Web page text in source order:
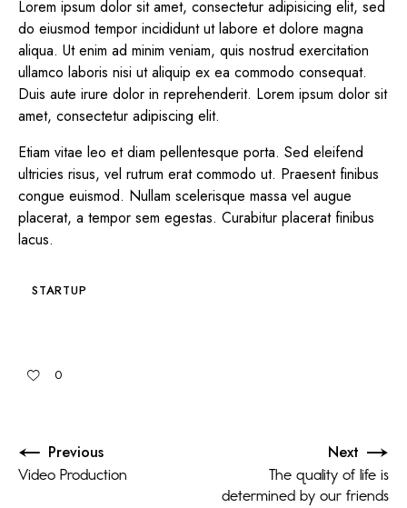
Lorem ipsum dolor sit amet, consectetur adipisicing elit, sed
do eiusmod tempor incididunt ut labore et dolore magna
aliqua. Ut enim ad minim veniam, quis nostrud exercitation
ullamco laboris nisi ut aliquip ex ea commodo consequat.
Duis aute irure dolor in reprehenderit. Lorem ipsum dolor sit
amet, consectetur adipiscing elit.
Etiam vitae leo et diam pellentesque porta. Sed eleifend
ultricies risus, vel rutrum erat commodo ut. Praesent finibus
congue euismod. Nullam scelerisque massa vel augue
placerat, a tempor sem egestas. Curabitur placerat finibus
lacus.
STARTUP
0
Previous
Video Production
Next
The quality of life is
determined by our friends